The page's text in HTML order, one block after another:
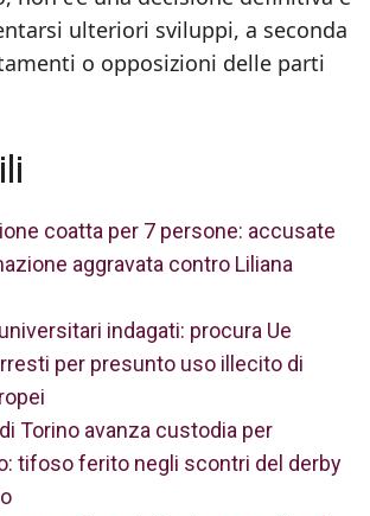
ulteriori sviluppi, a seconda
o opposizioni delle parti
coatta per 7 persone: accusate
aggravata contro Liliana
indagati: procura Ue
per presunto uso illecito di
Torino avanza custodia per
tifoso ferito negli scontri del derby